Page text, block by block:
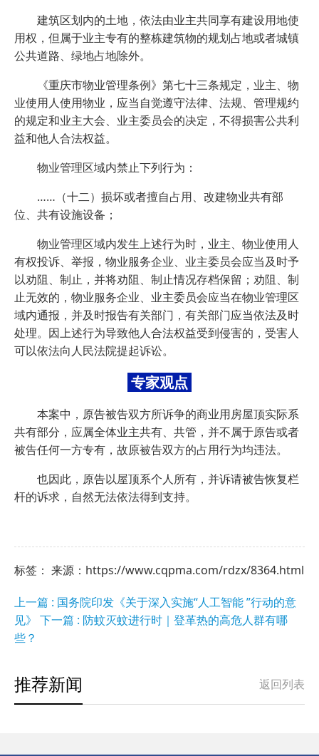
建筑区划内的土地，依法由业主共同享有建设用地使
用权，但属于业主专有的整栋建筑物的规划占地或者城镇
公共道路、绿地占地除外。
《重庆市物业管理条例》第七十三条规定，业主、物
业使用人使用物业，应当自觉遵守法律、法规、管理规约
的规定和业主大会、业主委员会的决定，不得损害公共利
益和他人合法权益。
物业管理区域内禁止下列行为：
……（十二）损坏或者擅自占用、改建物业共有部
位、共有设施设备；
物业管理区域内发生上述行为时，业主、物业使用人
有权投诉、举报，物业服务企业、业主委员会应当及时予
以劝阻、制止，并将劝阻、制止情况存档保留；劝阻、制
止无效的，物业服务企业、业主委员会应当在物业管理区
域内通报，并及时报告有关部门，有关部门应当依法及时
处理。因上述行为导致他人合法权益受到侵害的，受害人
可以依法向人民法院提起诉讼。
专家观点
本案中，原告被告双方所诉争的商业用房屋顶实际系
共有部分，应属全体业主共有、共管，并不属于原告或者
被告任何一方专有，故原被告双方的占用行为均违法。
也因此，原告以屋顶系个人所有，并诉请被告恢复栏
杆的诉求，自然无法依法得到支持。
标签： 来源：https://www.cqpma.com/rdzx/8364.html
上一篇 : 国务院印发《关于深入实施“人工智能 ”行动的意
见》 下一篇 : 防蚊灭蚊进行时｜登革热的高危人群有哪
些？
返回列表
推荐新闻